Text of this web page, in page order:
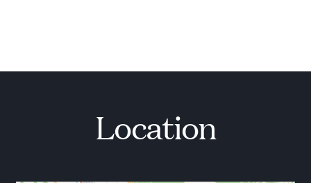
Wohnzimmer, und im zweiten Stock ein Schlafzimmer
DESIGN DES HAUSESLocation